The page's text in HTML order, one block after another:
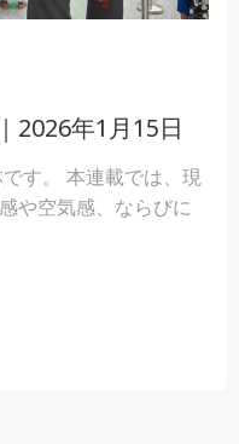
2026年1月15日
す。 本連載では、現
や空気感、ならびに